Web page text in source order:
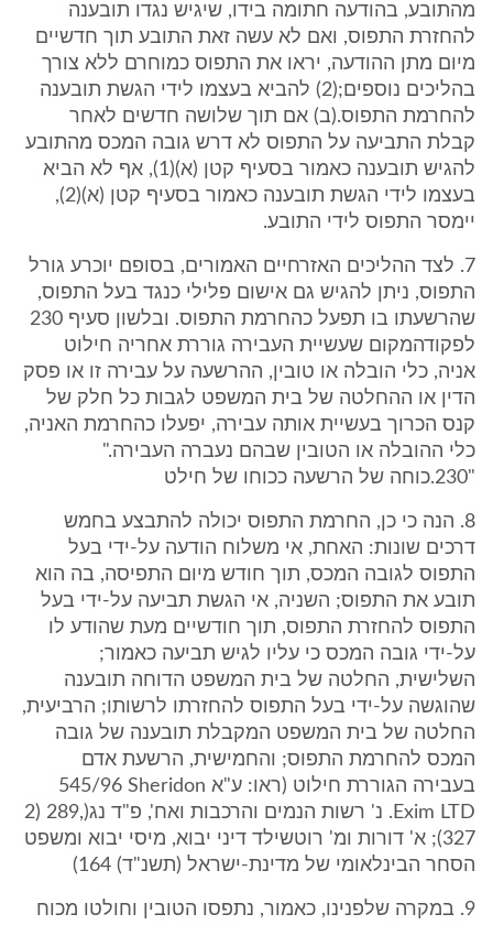
מהתובע, בהודעה חתומה בידו, שיגיש נגדו תובענה
להחזרת התפוס, ואם לא עשה זאת התובע תוך חדשיים
מיום מתן ההודעה, יראו את התפוס כמוחרם ללא צורך
בהליכים נוספים;(‎2) להביא בעצמו לידי הגשת תובענה
להחרמת התפוס.(ב) אם תוך שלושה חדשים לאחר
קבלת התביעה על התפוס לא דרש גובה המכס מהתובע
להגיש תובענה כאמור בסעיף קטן (א)(‎1), אף לא הביא
בעצמו לידי הגשת תובענה כאמור בסעיף קטן (א)(‎2),
יימסר התפוס לידי התובע.
‎7. לצד ההליכים האזרחיים האמורים, בסופם יוכרע גורל
התפוס, ניתן להגיש גם אישום פלילי כנגד בעל התפוס,
שהרשעתו בו תפעל כהחרמת התפוס. ובלשון סעיף ‎230
לפקודהמקום שעשיית העבירה גוררת אחריה חילוט
אניה, כלי הובלה או טובין, ההרשעה על עבירה זו או פסק
הדין או ההחלטה של בית המשפט לגבות כל חלק של
קנס הכרוך בעשיית אותה עבירה, יפעלו כהחרמת האניה,
כלי ההובלה או הטובין שבהם נעברה העבירה."
"‎230.כוחה של הרשעה ככוחו של חילט
‎8. הנה כי כן, החרמת התפוס יכולה להתבצע בחמש
דרכים שונות: האחת, אי משלוח הודעה על-ידי בעל
התפוס לגובה המכס, תוך חודש מיום התפיסה, בה הוא
תובע את התפוס; השניה, אי הגשת תביעה על-ידי בעל
התפוס להחזרת התפוס, תוך חודשיים מעת שהודע לו
על-ידי גובה המכס כי עליו לגיש תביעה כאמור;
השלישית, החלטה של בית המשפט הדוחה תובענה
שהוגשה על-ידי בעל התפוס להחזרתו לרשותו; הרביעית,
החלטה של בית המשפט המקבלת תובענה של גובה
המכס להחרמת התפוס; והחמישית, הרשעת אדם
בעבירה הגוררת חילוט (ראו: ע"א ‎545/96 Sheridon
Exim LTD. נ' רשות הנמים והרכבות ואח', פ"ד נג(‎2) 289,
327); א' דורות ומ' רוטשילד דיני יבוא, מיסי יבוא ומשפט
הסחר הבינלאומי של מדינת-ישראל (תשנ"ד) ‎164)
‎9. במקרה שלפנינו, כאמור, נתפסו הטובין וחולטו מכוח